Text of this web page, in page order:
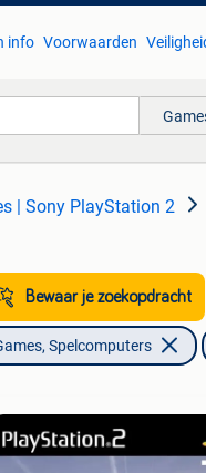
info Voorwaarden
| Sony PlayStation 2
Bewaar je zoekopdracht
Spelcomputers